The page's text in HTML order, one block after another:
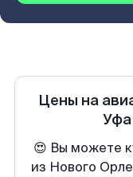
Цены на
Уфа
😍 Вы можете
из Нового